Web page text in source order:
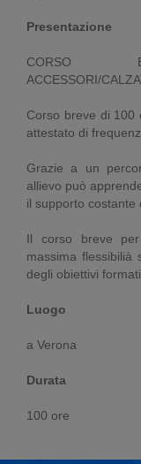
Presentazione
CORSO
ACCESSORI/
Corso breve di 100
attestato di
Grazie a un
allievo può
il supporto costante
Il corso breve
massima flessibilià
degli obiettivi
Luogo
a Verona
Durata
100 ore